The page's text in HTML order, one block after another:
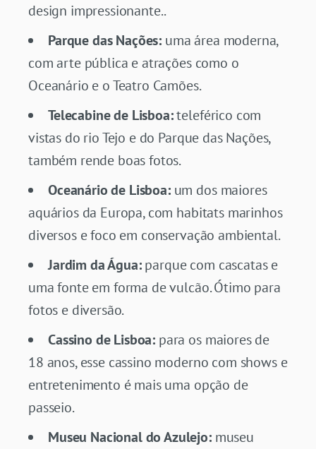
design impressionante..
Parque das Nações: uma área moderna,
com arte pública e atrações como o
Oceanário e o Teatro Camões.
Telecabine de Lisboa:teleférico com
vistas do rio Tejo e do Parque das Nações,
também rende boas fotos.
Oceanário de Lisboa: um dos maiores
aquários da Europa, com habitats marinhos
diversos e foco em conservação ambiental.
Jardim da Água:parque com cascatas e
uma fonte em forma de vulcão. Ótimo para
fotos e diversão.
Cassino de Lisboa: para os maiores de
18 anos, esse cassino moderno com shows e
entretenimento é mais uma opção de
passeio.
Museu Nacional do Azulejo: museu